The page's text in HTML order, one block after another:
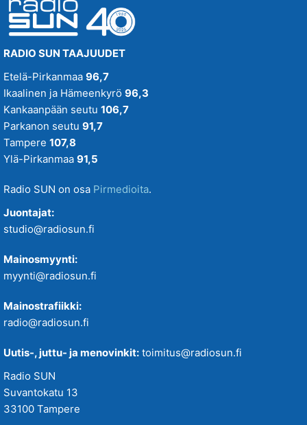
RADIO SUN TAAJUUDET
Etelä-Pirkanmaa 96,7
Ikaalinen ja Hämeenkyrö 96,3
Kankaanpään seutu 106,7
Parkanon seutu 91,7
Tampere 107,8
Ylä-Pirkanmaa 91,5
Radio SUN on osa Pirmedioita.
Juontajat:
studio@radiosun.fi
Mainosmyynti:
myynti@radiosun.fi
Mainostrafiikki:
radio@radiosun.fi
Uutis-, juttu- ja menovinkit: toimitus@radiosun.fi
Radio SUN
Suvantokatu 13
33100 Tampere